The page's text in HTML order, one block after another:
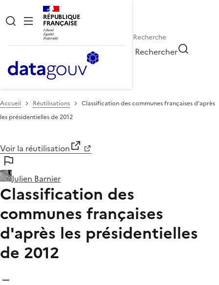
RÉPUBLIQUE
FRANÇAISE
Rechercher
Accueil Réutilisations
Classification des communes françaises d'après
les présidentielles de 2012
Voir la réutilisation
Julien Barnier
Classification des
communes françaises
d'après les présidentielles
de 2012